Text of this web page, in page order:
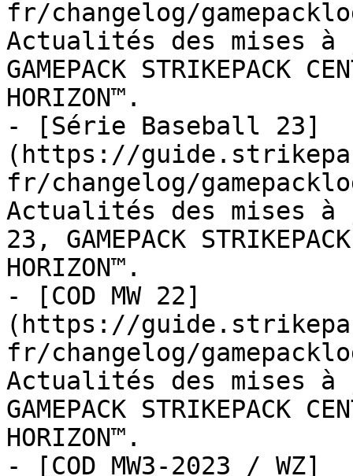
fr/changelog/
Actualités des mises à
GAMEPACK STRIKEPACK
HORIZON™.
- [Série Baseball 23]
(https://
fr/changelog/
Actualités des mises
23, GAMEPACK
HORIZON™.
- [COD MW 22]
(https://
fr/changelog/
Actualités des mises à
GAMEPACK STRIKEPACK
HORIZON™.
- [COD MW3-2023 / WZ]